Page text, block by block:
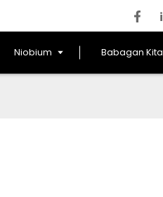
Niobium Babagan Kita